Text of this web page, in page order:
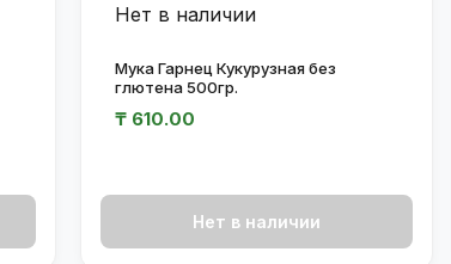
Нет в наличии
Мука Гарнец Кукурузная без
глютена 500гр.
₸ 610.00
Нет в наличии